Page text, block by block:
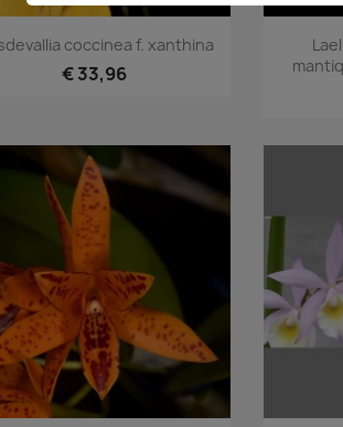
Snel bekijken
coccinea f. xanthina
€ 33,96